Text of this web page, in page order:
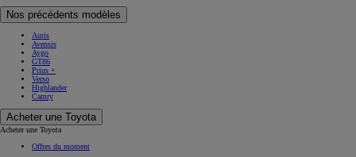
Nos précédents modèles
Auris
Avensis
Aygo
GT86
Prius +
Verso
Highlander
Camry
Acheter une Toyota
Acheter une Toyota
Offres du moment